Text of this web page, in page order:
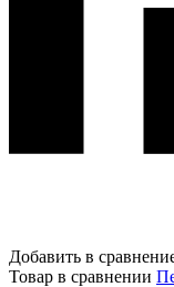
Добавить в
Товар в сравнении